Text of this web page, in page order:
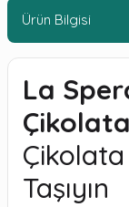
Ürün Bilgisi
La
Çikolata
Taşıyın